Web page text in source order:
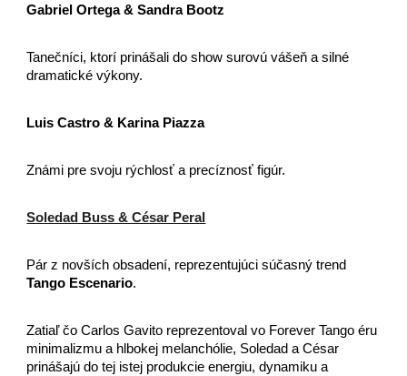
Gabriel Ortega & Sandra Bootz
Tanečníci, ktorí prinášali do show surovú vášeň a silné
dramatické výkony.
Luis Castro & Karina Piazza
Známi pre svoju rýchlosť a precíznosť figúr.
Soledad Buss & César Peral
Pár z novších obsadení, reprezentujúci súčasný trend
Tango Escenario.
Zatiaľ čo Carlos Gavito reprezentoval vo Forever Tango éru
minimalizmu a hlbokej melanchólie, Soledad a César
prinášajú do tej istej produkcie energiu, dynamiku a